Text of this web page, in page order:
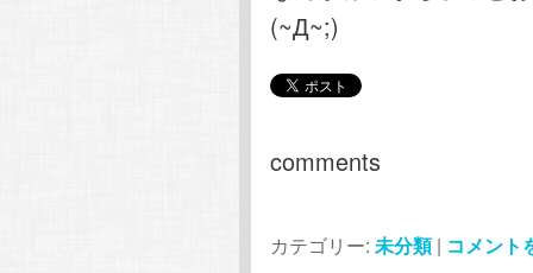
(~Д~;)
comments
カテゴリー: 未分類 | コメント